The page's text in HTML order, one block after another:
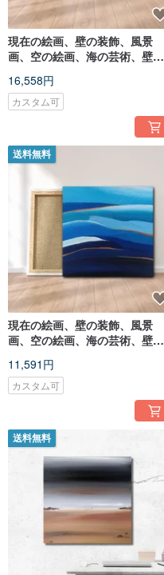
現在の絵画、壁の装飾、風景
画、空の絵画、海の芸術、壁の
画。
16,558円
カスタム可
送料無料
現在の絵画、壁の装飾、風景
画、空の絵画、海の芸術、壁の
画。
11,591円
カスタム可
送料無料